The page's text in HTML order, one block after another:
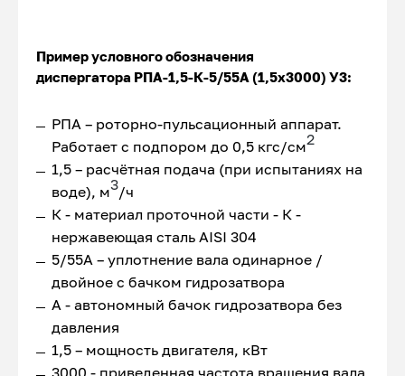
Пример условного обозначения
диспергатора РПА-1,5-К-5/55А (1,5х3000) У3:
РПА – роторно-пульсационный аппарат.
Работает с подпором до 0,5 кгс/см2
1,5 – расчётная подача (при испытаниях на
воде), м3/ч
К - материал проточной части - К -
нержавеющая сталь AISI 304
5/55А – уплотнение вала одинарное /
двойное с бачком гидрозатвора
А - автономный бачок гидрозатвора без
давления
1,5 – мощность двигателя, кВт
3000 - приведенная частота вращения вала